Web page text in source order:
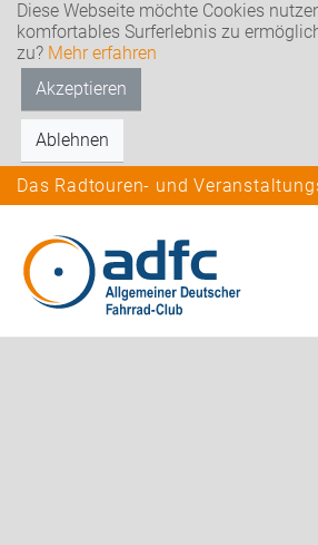
Diese Webseite möchte Cookies
komfortables Surferlebnis zu
zu? Mehr erfahren
Akzeptieren
Ablehnen
Das Radtouren- und